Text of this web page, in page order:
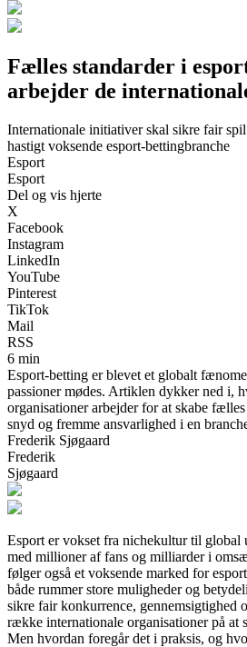
Fælles standarder i
arbejder de
Internationale initiativer skal sikre fair
hastigt voksende esport-bettingbranche
Esport
Esport
Del og vis hjerte
X
Facebook
Instagram
LinkedIn
YouTube
Pinterest
TikTok
Mail
RSS
6 min
Esport-betting er blevet et globalt
passioner mødes. Artiklen dykker ned i,
organisationer arbejder for at skabe
snyd og fremme ansvarlighed i en
Frederik Sjøgaard
Frederik
Sjøgaard
Esport er vokset fra nichekultur til global
med millioner af fans og milliarder i
følger også et voksende marked for
både rummer store muligheder og
sikre fair konkurrence, gennemsigtighed
række internationale organisationer på at
Men hvordan foregår det i praksis, og